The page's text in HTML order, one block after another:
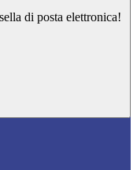
di posta elettronica!